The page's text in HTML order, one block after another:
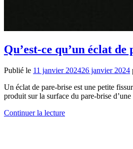
Qu’est-ce qu’un éclat de
Publié le 11 janvier 202426 janvier 2024
Un éclat de pare-brise est une petite
produit sur la surface du pare-brise d’une
Continuer la lecture